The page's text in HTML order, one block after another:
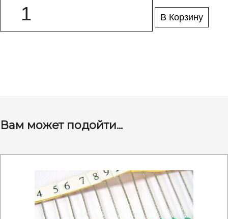
В Корзину
Вам может подойти...